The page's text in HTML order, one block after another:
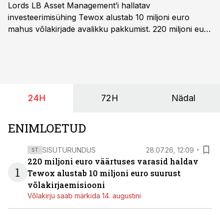
Lords LB Asset Management’i hallatav
investeerimisühing Tewox alustab 10 miljoni euro
mahus võlakirjade avalikku pakkumist. 220 miljoni euro
24H 72H Nädal
ENIMLOETUD
1
ST SISUTURUNDUS 28.07.26, 12:09
220 miljoni euro väärtuses varasid haldav
Tewox alustab 10 miljoni euro suurust
võlakirjaemisiooni
Võlakirju saab märkida 14. augustini